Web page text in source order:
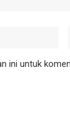
ini untuk